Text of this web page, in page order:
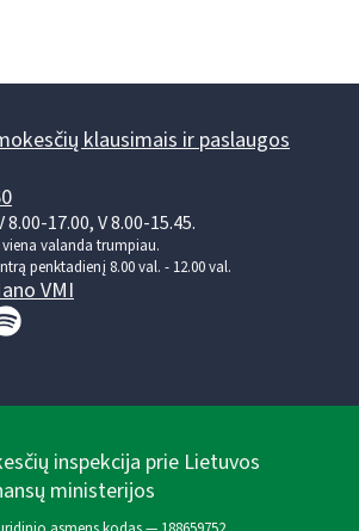
klausimais ir paslaugos
17.00, V 8.00-15.45.
valanda trumpiau.
penktadienį 8.00 val. - 12.00 val.
VMI
inspekcija prie Lietuvos
ministerijos